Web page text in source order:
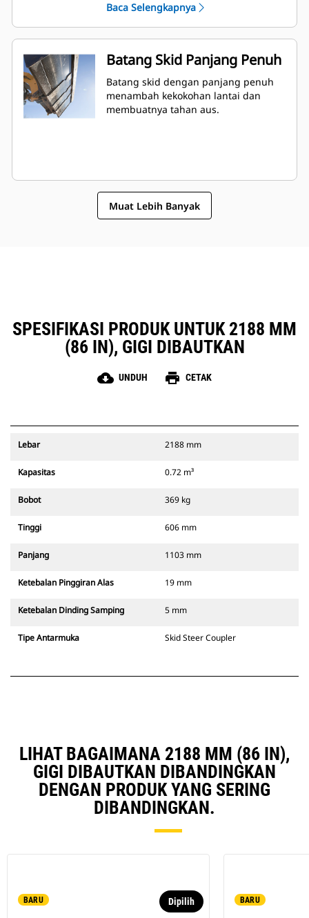
Baca Selengkapnya
Batang Skid Panjang Penuh
Batang skid dengan panjang penuh
menambah kekokohan lantai dan
membuatnya tahan aus.
Muat Lebih Banyak
SPESIFIKASI PRODUK UNTUK 2188 MM
(86 IN), GIGI DIBAUTKAN
cloud_download UNDUH print CETAK
Lebar 2188 mm
Kapasitas 0.72 m³
Bobot 369 kg
Tinggi 606 mm
Panjang 1103 mm
Ketebalan Pinggiran Alas 19 mm
Ketebalan Dinding Samping 5 mm
Tipe Antarmuka Skid Steer Coupler
LIHAT BAGAIMANA 2188 MM (86 IN),
GIGI DIBAUTKAN DIBANDINGKAN
DENGAN PRODUK YANG SERING
DIBANDINGKAN.
BARU Dipilih BARU